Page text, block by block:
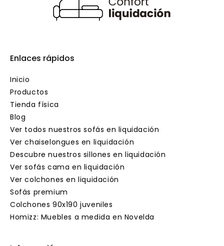
Enlaces rápidos
Inicio
Productos
Tienda física
Blog
Ver todos nuestros sofás en liquidación
Ver chaiselongues en liquidación
Descubre nuestros sillones en liquidación
Ver sofás cama en liquidación
Ver colchones en liquidación
Sofás premium
Colchones 90x190 juveniles
Homizz: Muebles a medida en Novelda